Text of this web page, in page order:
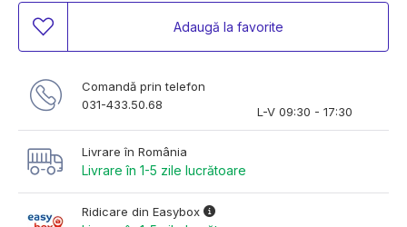
Adaugă la favorite
Comandă prin telefon
031-433.50.68
L-V 09:30 - 17:30
Livrare în România
Livrare în 1-5 zile lucrătoare
Ridicare din Easybox